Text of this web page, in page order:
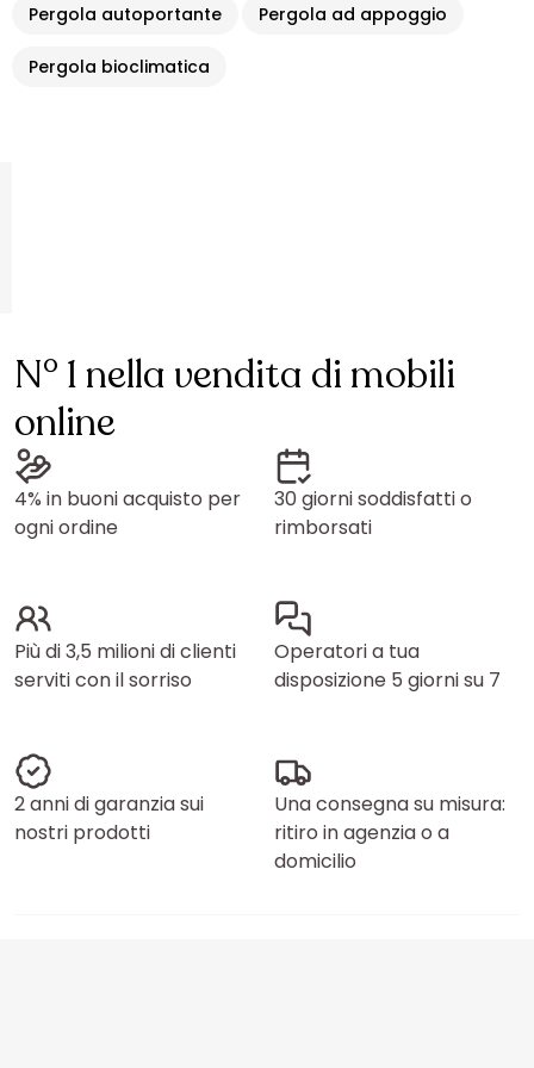
Pergola autoportante Pergola ad appoggio
Pergola bioclimatica
N° 1 nella vendita di mobili
online
4% in buoni acquisto per
ogni ordine
30 giorni soddisfatti o
rimborsati
Più di 3,5 milioni di clienti
serviti con il sorriso
Operatori a tua
disposizione 5 giorni su 7
2 anni di garanzia sui
nostri prodotti
Una consegna su misura:
ritiro in agenzia o a
domicilio